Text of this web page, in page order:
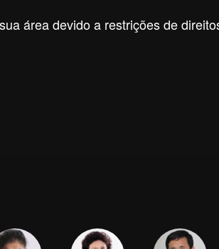
área devido a restrições de